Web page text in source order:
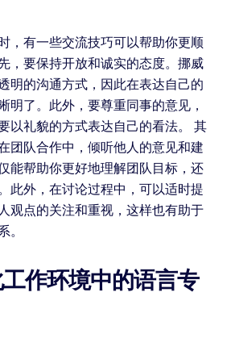
，有一些交流技巧可以帮助你更顺
，要保持开放和诚实的态度。挪威
明的沟通方式，因此在表达自己的
明了。此外，要尊重同事的意见，
以礼貌的方式表达自己的看法。 其
团队合作中，倾听他人的意见和建
能帮助你更好地理解团队目标，还
此外，在讨论过程中，可以适时提
观点的关注和重视，这样也有助于
。
作环境中的语言专